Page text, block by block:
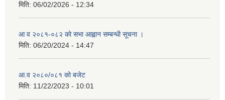
मिति: 06/02/2026 - 12:34
आ व २०८१-०८२ को सभा आह्वान सम्बन्धी सूचना ।
मिति: 06/20/2024 - 14:47
आ.व २०८०/०८१ को बजेट
मिति: 11/22/2023 - 10:01